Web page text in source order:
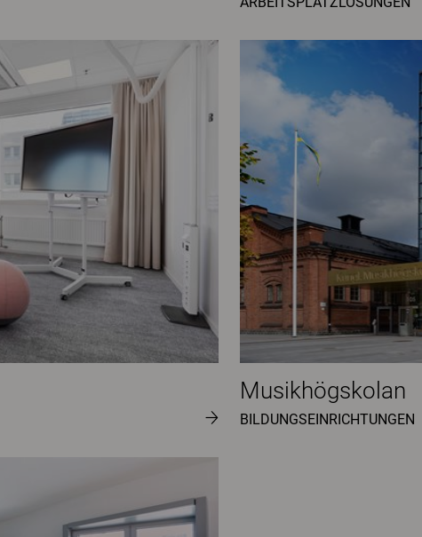
Musikhögskolan
BILDUNGSEINRICHTUNGEN